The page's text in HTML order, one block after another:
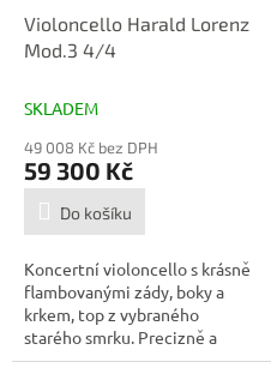
Violoncello Harald Lorenz
Mod.3 4/4
SKLADEM
49 008 Kč bez DPH
59 300 Kč
Do košíku
Koncertní violoncello s krásně
flambovanými zády, boky a
krkem, top z vybraného
starého smrku. Precizně a
pečlivě...